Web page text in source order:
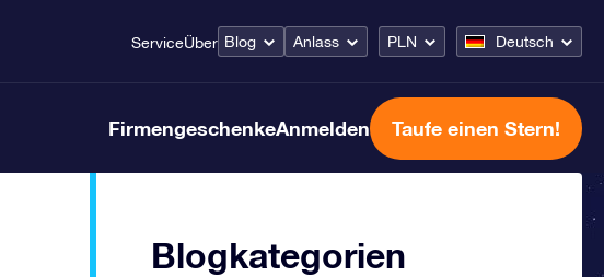
ServiceÜber Blog Anlass PLN Deutsch
FirmengeschenkeAnmelden Taufe einen Stern!
Blogkategorien